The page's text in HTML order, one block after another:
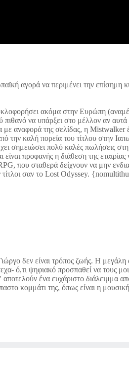
αγορά να περιμένει την επίσημη
ακόμα στην Ευρώπη
πιθανό να υπάρξει στο μέλλον αν
αναφορά της σελίδας, η Mistwalker
την καλή πορεία του τίτλου στην
σημειώσει πολύ καλές πωλήσεις
προφανής η διάθεση της εταιρίας
που σταθερά δείχνουν να μην
τίτλοι σαν το Lost Odyssey.
δεν είναι τρόπος ζωής. Η
ό,τι ψηφιακό προσπαθεί να τους
αποτελούν ένα ευχάριστο διάλειμμα
κομμάτι της, όπως είναι η